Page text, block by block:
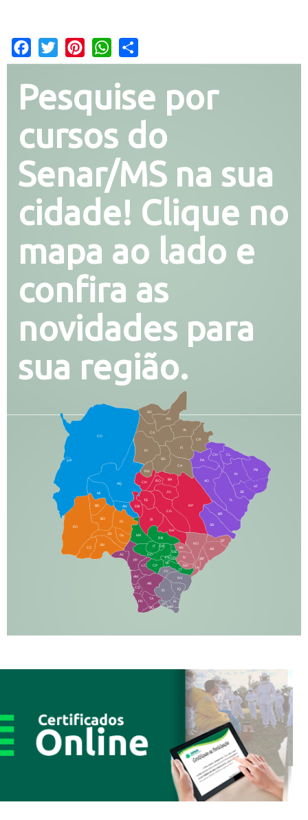
Facebook
Twitter PinterestWhatsApp
Pesquise por
cursos do
Senar/MS na sua
cidade! Clique no
mapa ao lado e
confira as
novidades para
sua região.
CO
AQ
MI
AN
CX
RI
AL
CR
FI
SG
BA
CA
PA
CH CL
PB
SE
TL
AG
BR
SR
BT
AR
RP
RO
JG
CG
SI
NA
TA
NH
JT
RB
MA
IT
DR
DO
CP
JU
NV
IQ
EL
BD
BO
NI
JD
PO
BV
CC
PP
AJ
LC
AM
AB
JP
DB
TE
CS
PR
TA
SQ
IG
MN
IN
NO
BP
RN
CN
GL
AN
IV
FS
VC
GD
DE
AT
PG
SO
LA